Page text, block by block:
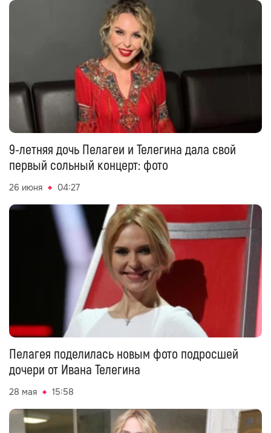
9-летняя дочь Пелагеи и Телегина дала свой
первый сольный концерт: фото
26 июня 04:27
Пелагея поделилась новым фото подросшей
дочери от Ивана Телегина
28 мая 15:58